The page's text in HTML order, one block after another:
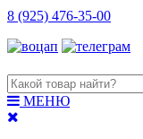
8 (925) 476-35-00
МЕНЮ